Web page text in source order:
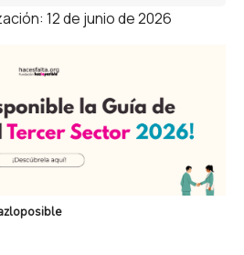
12 de junio de 2026